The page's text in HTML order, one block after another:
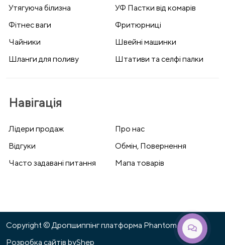
Утягуюча білизна
УФ Пастки від комарів
Фітнес ваги
Фритюрниці
Чайники
Швейні машинки
Шланги для поливу
Штативи та селфі палки
Навігація
Лідери продаж
Про нас
Відгуки
Обмін, Повернення
Часто задавані питання
Мапа товарів
Copyright © Дропшиппінг платформа Phantom 2026
Розробка сайтів byShep